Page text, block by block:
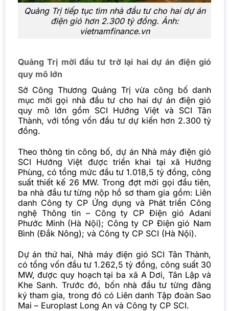
Quảng Trị tiếp tục tìm nhà đầu tư cho hai dự án
điện gió hơn 2.300 tỷ đồng. Ảnh:
vietnamfinance.vn
Quảng Trị mời đầu tư trở lại hai dự án điện gió
quy mô lớn
Sở Công Thương Quảng Trị vừa công bố danh
mục mời gọi nhà đầu tư cho hai dự án điện gió
quy mô lớn gồm SCI Hướng Việt và SCI Tân
Thành, với tổng vốn đầu tư dự kiến hơn 2.300 tỷ
đồng.
Theo thông tin công bố, dự án Nhà máy điện gió
SCI Hướng Việt được triển khai tại xã Hướng
Phùng, có tổng mức đầu tư 1.018,5 tỷ đồng, công
suất thiết kế 26 MW. Trong đợt mời gọi đầu tiên,
ba nhà đầu tư từng nộp hồ sơ tham gia gồm: Liên
danh Công ty CP Ứng dụng và Phát triển Công
nghệ Thông tin – Công ty CP Điện gió Adani
Phước Minh (Hà Nội); Công ty CP Điện gió Nam
Bình (Đắk Nông); và Công ty CP SCI (Hà Nội).
Dự án thứ hai, Nhà máy điện gió SCI Tân Thành,
có tổng vốn đầu tư 1.262,5 tỷ đồng, công suất 30
MW, được quy hoạch tại ba xã A Dơi, Tân Lập và
Khe Sanh. Trước đó, bốn nhà đầu tư từng đăng
ký tham gia, trong đó có Liên danh Tập đoàn Sao
Mai – Europlast Long An và Công ty CP SCI.